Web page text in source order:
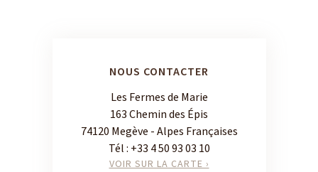
NOUS CONTACTER
Les Fermes de Marie
163 Chemin des Épis
74120 Megève - Alpes Françaises
Tél : +33 4 50 93 03 10
VOIR SUR LA CARTE ›